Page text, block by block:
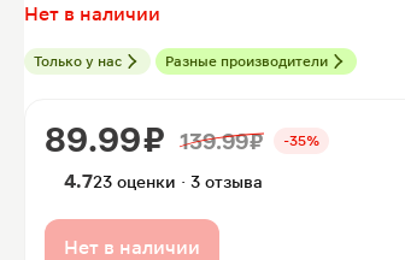
Только у нас Разные производители
Нет в наличии
89.99 ₽ 139.99 ₽ -35%
4.723 оценки · 3 отзыва
Нет в наличии